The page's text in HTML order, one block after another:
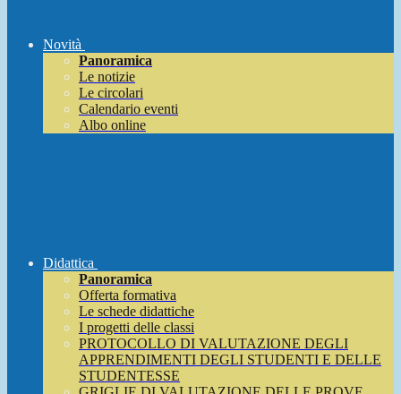
Novità
Panoramica
Le notizie
Le circolari
Calendario eventi
Albo online
Didattica
Panoramica
Offerta formativa
Le schede didattiche
I progetti delle classi
PROTOCOLLO DI VALUTAZIONE DEGLI
APPRENDIMENTI DEGLI STUDENTI E DELLE
STUDENTESSE